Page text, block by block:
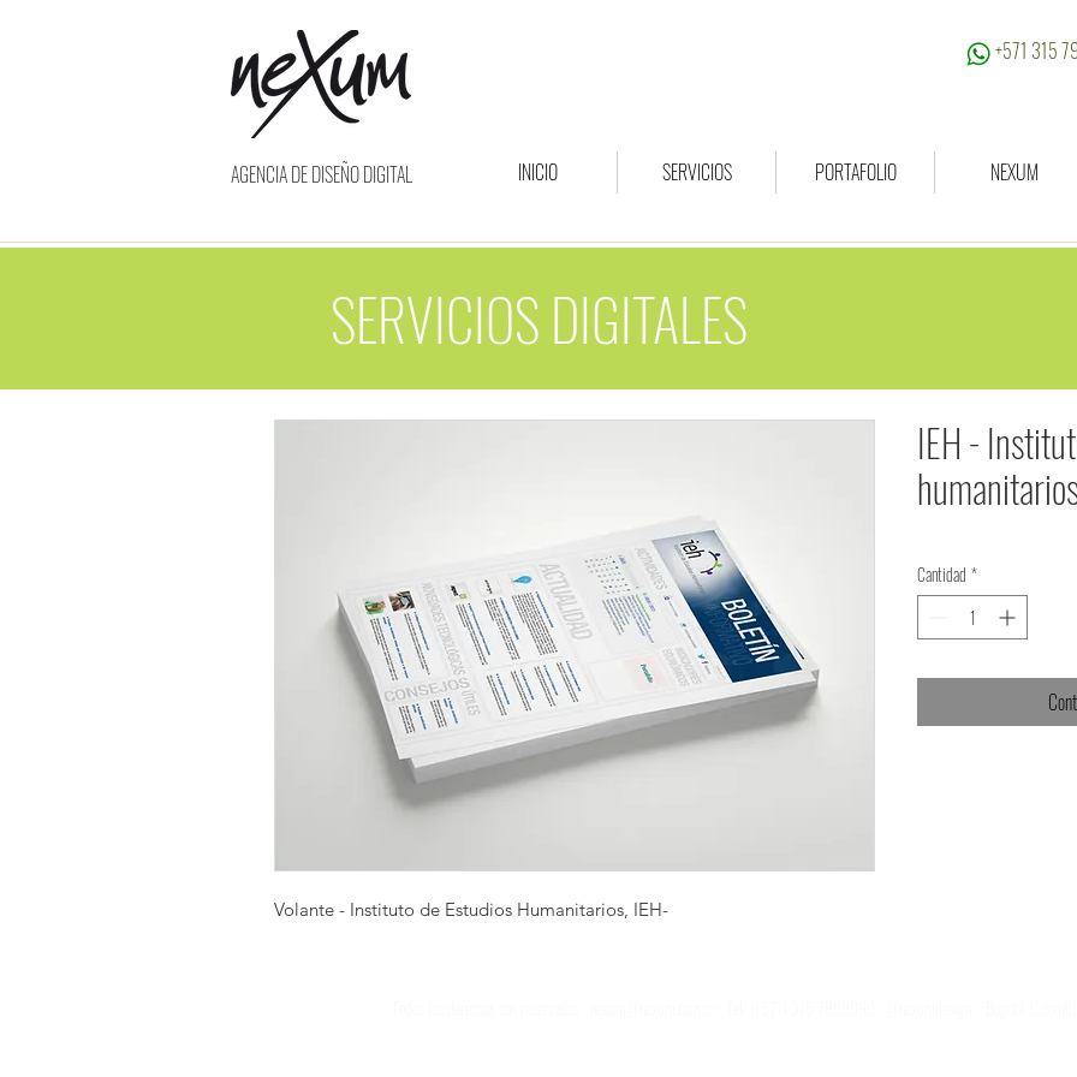
AGENCIA DE DISEÑO DIGITAL
+571 315
INICIO SERVICIOS PORTAFOLIO NEXUM
SERVICIOS DIGITALES
Volante - Instituto de Estudios Humanitarios, IEH-
IEH -
Cantidad *